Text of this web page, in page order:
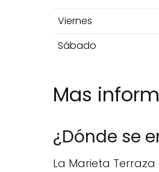
Viernes
Sábado
Mas
¿Dónde se
La Marieta